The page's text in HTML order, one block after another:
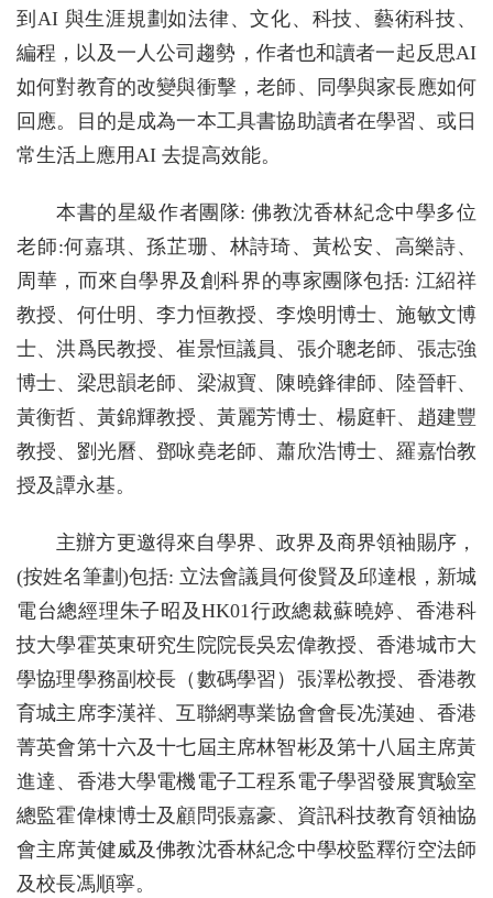
到AI 與生涯規劃如法律、文化、科技、藝術科技、
編程，以及一人公司趨勢，作者也和讀者一起反思AI
如何對教育的改變與衝擊，老師、同學與家長應如何
回應。目的是成為一本工具書協助讀者在學習、或日
常生活上應用AI 去提高效能。
本書的星級作者團隊: 佛教沈香林紀念中學多位
老師:何嘉琪、孫芷珊、林詩琦、黃松安、高樂詩、
周華，而來自學界及創科界的專家團隊包括: 江紹祥
教授、何仕明、李力恒教授、李煥明博士、施敏文博
士、洪爲民教授、崔景恒議員、張介聰老師、張志強
博士、梁思韻老師、梁淑寶、陳曉鋒律師、陸晉軒、
黃衡哲、黃錦輝教授、黃麗芳博士、楊庭軒、趙建豐
教授、劉光曆、鄧咏堯老師、蕭欣浩博士、羅嘉怡教
授及譚永基。
主辦方更邀得來自學界、政界及商界領袖賜序，
(按姓名筆劃)包括: 立法會議員何俊賢及邱達根，新城
電台總經理朱子昭及HK01行政總裁蘇曉婷、香港科
技大學霍英東研究生院院長吳宏偉教授、香港城市大
學協理學務副校長（數碼學習）張澤松教授、香港教
育城主席李漢祥、互聯網專業協會會長冼漢廸、香港
菁英會第十六及十七屆主席林智彬及第十八屆主席黃
進達、香港大學電機電子工程系電子學習發展實驗室
總監霍偉棟博士及顧問張嘉豪、資訊科技教育領袖協
會主席黃健威及佛教沈香林紀念中學校監釋衍空法師
及校長馮順寧。